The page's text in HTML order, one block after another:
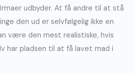
udbyder. At få andre til at stå
den ud er selvfølgelig ikke en
være den mest realistiske, hvis
har pladsen til at få lavet mad i